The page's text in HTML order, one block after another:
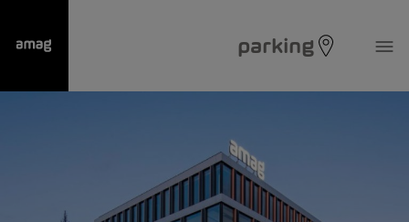
parking